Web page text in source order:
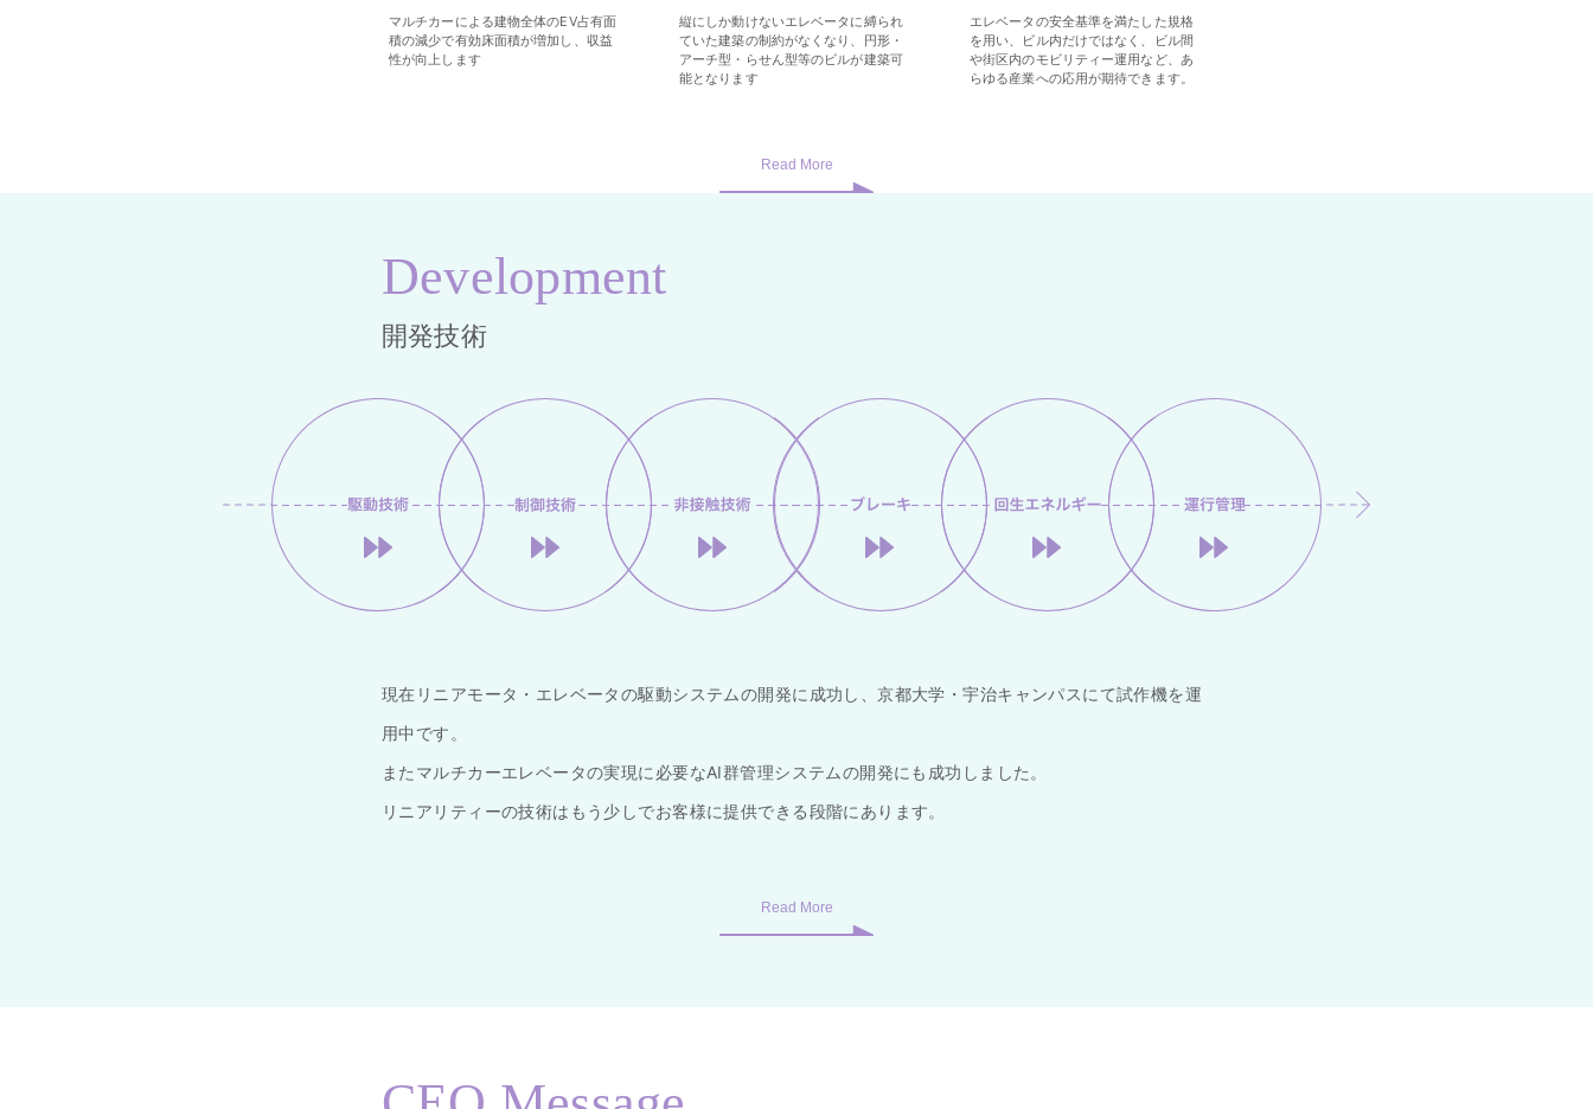
マルチカーによる建物全体のEV占有面
積の減少で有効床面積が増加し、収益
性が向上します
縦にしか動けないエレベータに縛られ
ていた建築の制約がなくなり、円形・
アーチ型・らせん型等のビルが建築可
能となります
エレベータの安全基準を満たした規格
を用い、ビル内だけではなく、ビル間
や街区内のモビリティー運用など、あ
らゆる産業への応用が期待できます。
Development
開発技術
現在リニアモータ・エレベータの駆動システムの開発に成功し、京都大学・宇治キャンパスにて試作機を運
用中です。
またマルチカーエレベータの実現に必要なAI群管理システムの開発にも成功しました。
リニアリティーの技術はもう少しでお客様に提供できる段階にあります。